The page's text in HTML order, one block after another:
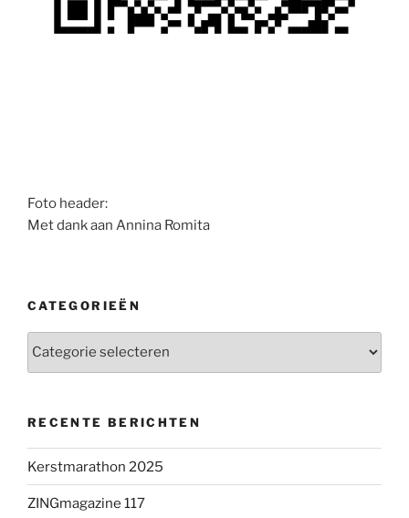
Foto header:
Met dank aan Annina Romita
CATEGORIEËN
RECENTE BERICHTEN
Kerstmarathon 2025
ZINGmagazine 117